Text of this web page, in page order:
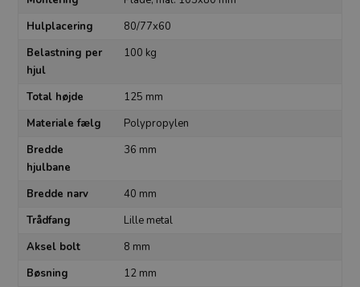
Hulplacering
80/77x60
Belastning per
hjul
100 kg
Total højde
125 mm
Materiale fælg
Polypropylen
Bredde
hjulbane
36 mm
Bredde narv
40 mm
Trådfang
Lille metal
Aksel bolt
8 mm
Bøsning
12 mm